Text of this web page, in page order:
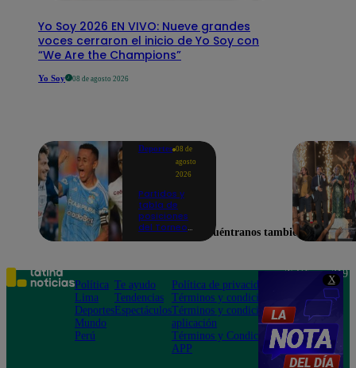
X
Yo Soy 2026 EN VIVO: Nueve grandes
voces cerraron el inicio de Yo Soy con
“We Are the Champions”
Yo Soy 08 de agosto 2026
Deportes 08 de
agosto
2026
Partidos y
tabla de
posiciones
del Torneo
en la fecha 4
Encuéntranos también en
Política
Lima
Deportes
Mundo
Perú
Te ayudo
Tendencias
Espectáculos
Política de privacidad
Términos y condiciones
Términos y condiciones
aplicación
Términos y Condiciones
APP
Teléfono: 219
Av. San
Felipe 968
Jesús María